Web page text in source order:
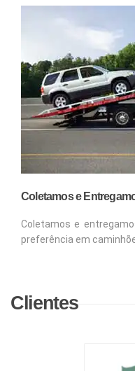
Coletamos e
Coletamos e
preferência em
Clientes